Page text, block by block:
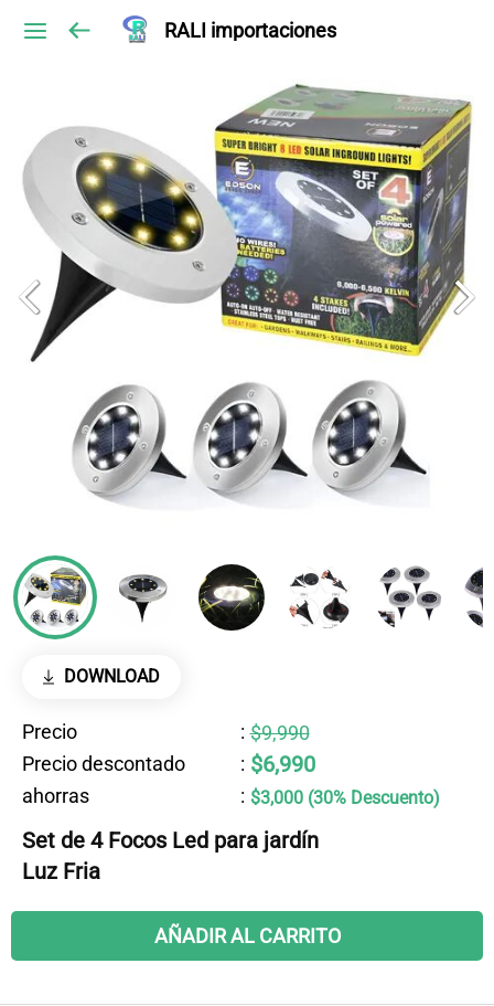
RALI importaciones
DOWNLOAD
Precio : $9,990
Precio descontado
: $6,990
ahorras : $3,000 (30% Descuento)
Set de 4 Focos Led para jardín
Luz Fria
AÑADIR AL CARRITO